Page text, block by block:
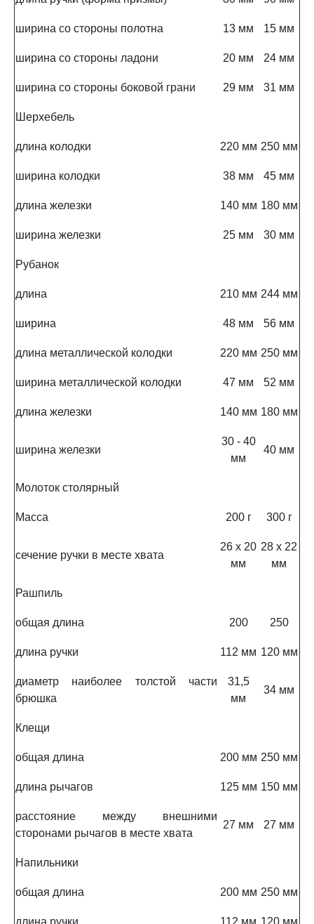
ширина со стороны полотна 13 мм 15 мм
ширина со стороны ладони 20 мм 24 мм
ширина со стороны боковой грани 29 мм 31 мм
Шерхебель
длина колодки 220 мм 250 мм
ширина колодки 38 мм 45 мм
длина железки 140 мм 180 мм
ширина железки 25 мм 30 мм
Рубанок
длина 210 мм 244 мм
ширина 48 мм 56 мм
длина металлической колодки 220 мм 250 мм
ширина металлической колодки 47 мм 52 мм
длина железки 140 мм 180 мм
ширина железки
30 - 40
мм
40 мм
Молоток столярный
Масса 200 г 300 г
сечение ручки в месте хвата
26 x 20
мм
28 x 22
мм
Рашпиль
общая длина 200 250
длина ручки 112 мм 120 мм
диаметр наиболее толстой части
брюшка
31,5
мм
34 мм
Клещи
общая длина 200 мм 250 мм
длина рычагов 125 мм 150 мм
расстояние между внешними
сторонами рычагов в месте хвата
27 мм 27 мм
Напильники
общая длина 200 мм 250 мм
длина ручки 112 мм 120 мм